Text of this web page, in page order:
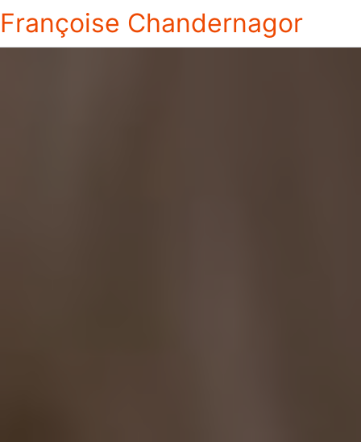
Françoise Chandernagor